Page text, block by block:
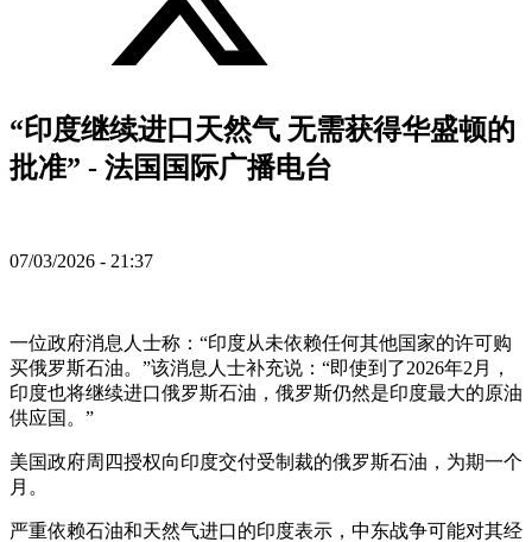
“印度继续进口天然气 无需获得华盛顿的
批准” - 法国国际广播电台
07/03/2026 - 21:37
一位政府消息人士称：“印度从未依赖任何其他国家的许可购
买俄罗斯石油。”该消息人士补充说：“即使到了2026年2月，
印度也将继续进口俄罗斯石油，俄罗斯仍然是印度最大的原油
供应国。”
美国政府周四授权向印度交付受制裁的俄罗斯石油，为期一个
月。
严重依赖石油和天然气进口的印度表示，中东战争可能对其经